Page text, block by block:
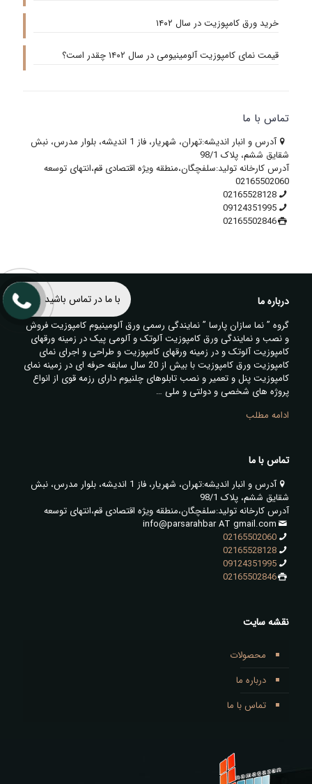
خرید ورق کامپوزیت در سال ۱۴۰۲
قیمت نمای کامپوزیت آلومینیومی در سال ۱۴۰۲ چقدر است؟
تماس با ما
آدرس و انبار اندیشه:تهران، شهریار، فاز 1 اندیشه، بلوار مدرس، نبش
شقایق ششم، پلاک 98/1
آدرس کارخانه تولید:سلفچگان،منطقه ویژه اقتصادی قم،انتهای توسعه
02165502060
02165528128
09124351995
02165502846
درباره ما
گروه ” نما سازان پارسا ” نمایندگی رسمی ورق آلومینیوم کامپوزیت فروش
و نصب و نمایندگی ورق کامپوزیت آلوتک و آلومی پیک در زمینه ورقهای
کامپوزیت آلوتک و در زمینه ورقهای کامپوزیت و طراحی و اجرای نمای
کامپوزیت ورق کامپوزیت با بیش از 20 سال سابقه حرفه ای در زمینه نمای
کامپوزیت پنل و تعمیر و نصب تابلوهای چلنیوم دارای رزمه قوی از انواع
پروژه های شخصی و دولتی و ملی …
ادامه مطلب
تماس با ما
آدرس و انبار اندیشه:تهران، شهریار، فاز 1 اندیشه، بلوار مدرس، نبش
شقایق ششم، پلاک 98/1
آدرس کارخانه تولید:سلفچگان،منطقه ویژه اقتصادی قم،انتهای توسعه
info@parsarahbar AT gmail.com
02165502060
02165528128
09124351995
02165502846
نقشه سایت
محصولات
درباره ما
تماس با ما
با ما در تماس باشید